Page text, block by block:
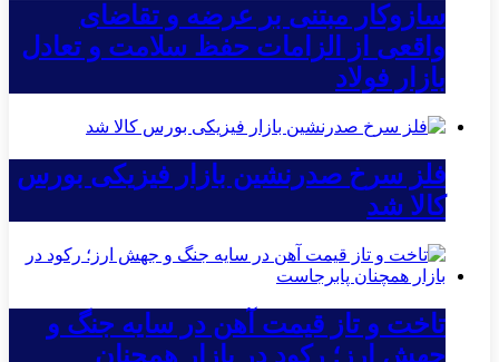
سازوکار مبتنی بر عرضه و تقاضای
واقعی از الزامات حفظ سلامت و تعادل
بازار فولاد
فلز سرخ صدرنشین بازار فیزیکی بورس
کالا شد
تاخت و تاز قیمت آهن در سایه جنگ و
جهش ارز؛ رکود در بازار همچنان